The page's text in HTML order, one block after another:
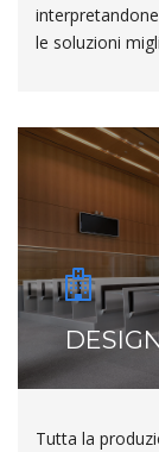
le soluzioni
Tutta la